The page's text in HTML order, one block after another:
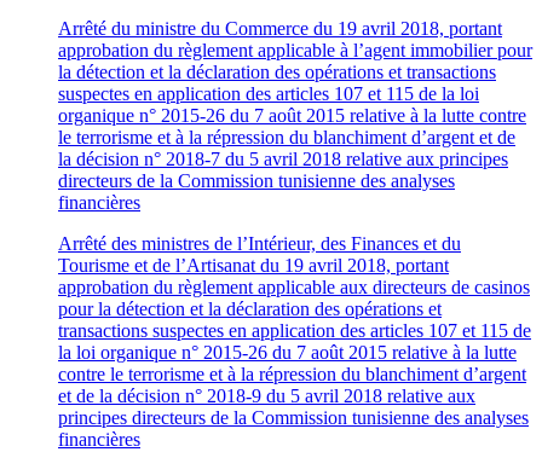
Arrêté du ministre du Commerce du 19 avril 2018, portant
approbation du règlement applicable à l’agent immobilier pour
la détection et la déclaration des opérations et transactions
suspectes en application des articles 107 et 115 de la loi
organique n° 2015-26 du 7 août 2015 relative à la lutte contre
le terrorisme et à la répression du blanchiment d’argent et de
la décision n° 2018-7 du 5 avril 2018 relative aux principes
directeurs de la Commission tunisienne des analyses
financières
Arrêté des ministres de l’Intérieur, des Finances et du
Tourisme et de l’Artisanat du 19 avril 2018, portant
approbation du règlement applicable aux directeurs de casinos
pour la détection et la déclaration des opérations et
transactions suspectes en application des articles 107 et 115 de
la loi organique n° 2015-26 du 7 août 2015 relative à la lutte
contre le terrorisme et à la répression du blanchiment d’argent
et de la décision n° 2018-9 du 5 avril 2018 relative aux
principes directeurs de la Commission tunisienne des analyses
financières